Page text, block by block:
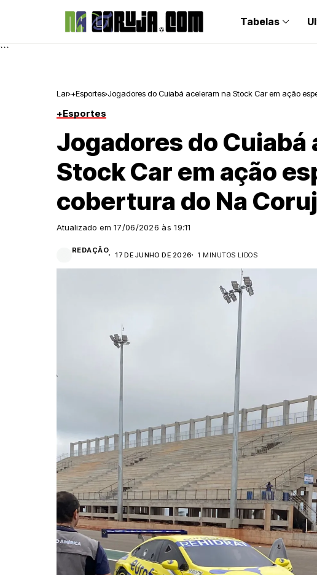
Tabelas
```
Lar +Esportes Jogadores do Cuiabá aceleram na Stock Car em ação
+Esportes
Jogadores do Cuiabá
Stock Car em ação
cobertura do Na
Atualizado em 17/06/2026 às 19:11
REDAÇÃO
17 DE JUNHO DE 2026 1 MINUTOS LIDOS